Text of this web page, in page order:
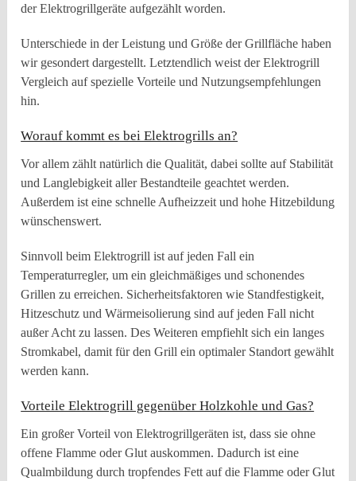
der Elektrogrillgeräte aufgezählt worden.
Unterschiede in der Leistung und Größe der Grillfläche haben
wir gesondert dargestellt. Letztendlich weist der Elektrogrill
Vergleich auf spezielle Vorteile und Nutzungsempfehlungen
hin.
Worauf kommt es bei Elektrogrills an?
Vor allem zählt natürlich die Qualität, dabei sollte auf Stabilität
und Langlebigkeit aller Bestandteile geachtet werden.
Außerdem ist eine schnelle Aufheizzeit und hohe Hitzebildung
wünschenswert.
Sinnvoll beim Elektrogrill ist auf jeden Fall ein
Temperaturregler, um ein gleichmäßiges und schonendes
Grillen zu erreichen. Sicherheitsfaktoren wie Standfestigkeit,
Hitzeschutz und Wärmeisolierung sind auf jeden Fall nicht
außer Acht zu lassen. Des Weiteren empfiehlt sich ein langes
Stromkabel, damit für den Grill ein optimaler Standort gewählt
werden kann.
Vorteile Elektrogrill gegenüber Holzkohle und Gas?
Ein großer Vorteil von Elektrogrillgeräten ist, dass sie ohne
offene Flamme oder Glut auskommen. Dadurch ist eine
Qualmbildung durch tropfendes Fett auf die Flamme oder Glut